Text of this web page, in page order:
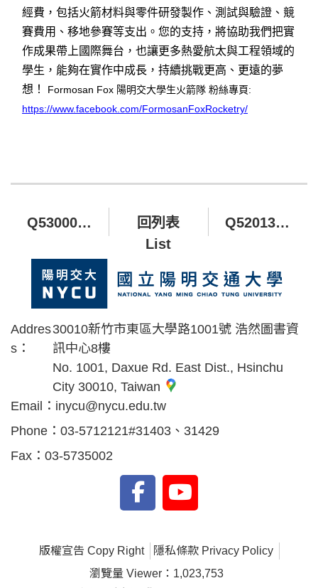
經費，包括火箭材料與零件研發製作、測試與驗證、競
賽費用、移地參賽等支出。您的支持，將協助我們把實
作成果帶上國際舞台，也讓更多熱愛航太與工程領域的
學生，能夠在實作中成長，持續挑戰更高、更遠的夢
想！
Formosan Fox 陽明交大學生火箭隊 粉絲專頁:
https://www.facebook.com/FormosanFoxRocketry/
Q530005 台商研究中心捐款
回列表
List
Q520132 百川學術與藝術發展基金
Addres
s：
30010新竹市東區大學路1001號 浩然圖書資
訊中心8樓
No. 1001, Daxue Rd. East Dist., Hsinchu
City 30010, Taiwan
Email： inycu@nycu.edu.tw
Phone： 03-5712121#31403、31429
Fax： 03-5735002
版權宣告 Copy Right
隱私條款 Privacy Policy
瀏覽量 Viewer：1,023,753